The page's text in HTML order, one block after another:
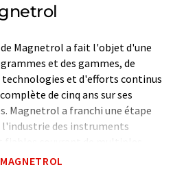
Magnetrol a fait l'objet d'une
et des gammes, de
et d'efforts continus
de cinq ans sur ses
Magnetrol a franchi une étape
des instruments
les ultrasons, les